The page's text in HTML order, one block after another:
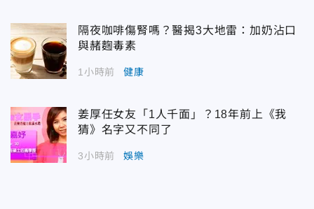
隔夜咖啡傷腎嗎？醫揭3大地雷：加奶沾口
與赭麴毒素
1小時前 健康
姜厚任女友「1人千面」？18年前上《我
猜》名字又不同了
3小時前 娛樂